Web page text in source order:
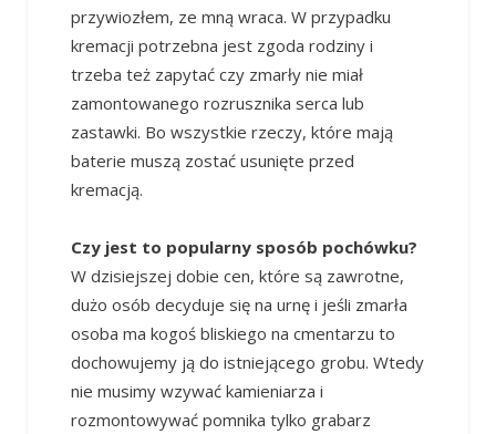
przywiozłem, ze mną wraca. W przypadku
kremacji potrzebna jest zgoda rodziny i
trzeba też zapytać czy zmarły nie miał
zamontowanego rozrusznika serca lub
zastawki. Bo wszystkie rzeczy, które mają
baterie muszą zostać usunięte przed
kremacją.
Czy jest to popularny sposób pochówku?
W dzisiejszej dobie cen, które są zawrotne,
dużo osób decyduje się na urnę i jeśli zmarła
osoba ma kogoś bliskiego na cmentarzu to
dochowujemy ją do istniejącego grobu. Wtedy
nie musimy wzywać kamieniarza i
rozmontowywać pomnika tylko grabarz